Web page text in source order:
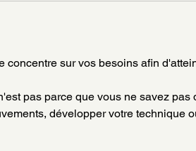
concentre sur vos besoins afin
pas parce que vous ne savez pas
développer votre technique